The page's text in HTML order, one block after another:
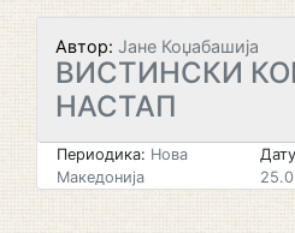
Автор: Јане Коџабашија
ВИСТИНСКИ
НАСТАП
Периодика: Нова
Македонија